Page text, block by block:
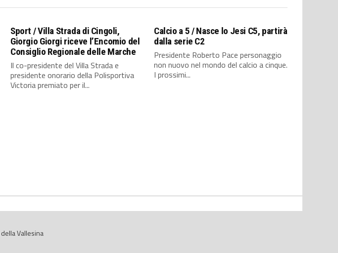
Sport / Villa Strada di Cingoli,
Giorgio Giorgi riceve l’Encomio del
Consiglio Regionale delle Marche
Il co-presidente del Villa Strada e
presidente onorario della Polisportiva
Victoria premiato per il...
Calcio a 5 / Nasce lo Jesi C5, partirà
dalla serie C2
Presidente Roberto Pace personaggio
non nuovo nel mondo del calcio a cinque.
I prossimi...